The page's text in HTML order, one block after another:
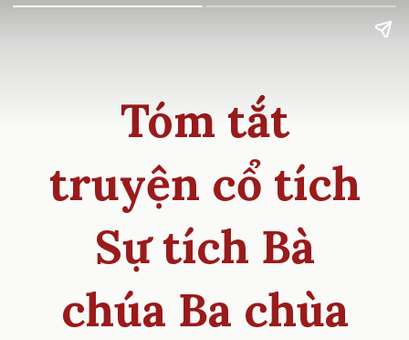
Tóm tắt
truyện cổ tích
Sự tích Bà
chúa Ba chùa